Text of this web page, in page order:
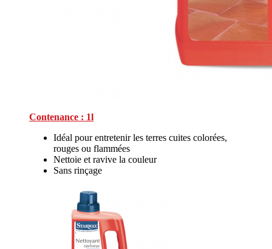
Contenance : 1l
Idéal pour entretenir les terres cuites colorées,
rouges ou flammées
Nettoie et ravive la couleur
Sans rinçage